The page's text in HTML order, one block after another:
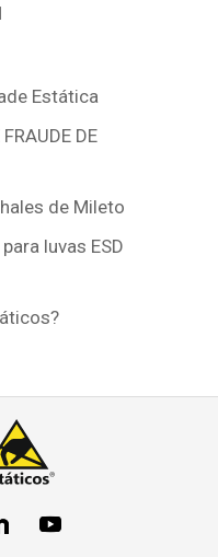
Estática
DE
de Mileto
luvas ESD